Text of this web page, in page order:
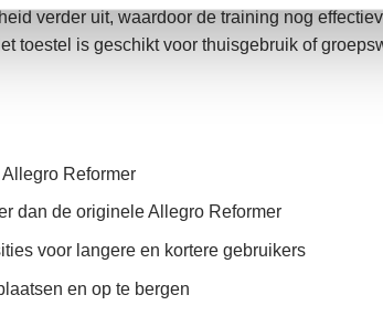
verder uit, waardoor de training nog
toestel is geschikt voor thuisgebruik of
Reformer
dan de originele Allegro Reformer
voor langere en kortere gebruikers
en op te bergen